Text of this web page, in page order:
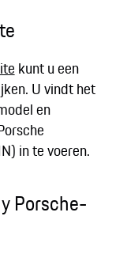
kunt u een
U vindt het
en
in te voeren.
Porsche-